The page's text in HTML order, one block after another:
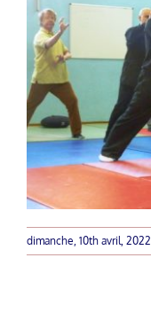
dimanche, 10th avril, 2022